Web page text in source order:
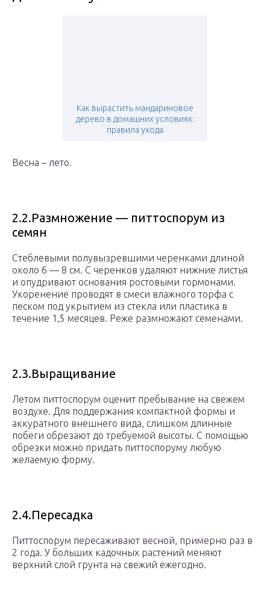
Как вырастить мандариновое
дерево в домашних условиях:
правила ухода
Весна – лето.
2.2.Размножение — питтоспорум из
семян
Стеблевыми полувызревшими черенками длиной
около 6 — 8 см. С черенков удаляют нижние листья
и опудривают основания ростовыми гормонами.
Укоренение проводят в смеси влажного торфа с
песком под укрытием из стекла или пластика в
течение 1,5 месяцев. Реже размножают семенами.
2.3.Выращивание
Летом питтоспорум оценит пребывание на свежем
воздухе. Для поддержания компактной формы и
аккуратного внешнего вида, слишком длинные
побеги обрезают до требуемой высоты. С помощью
обрезки можно придать питтоспоруму любую
желаемую форму.
2.4.Пересадка
Питтоспорум пересаживают весной, примерно раз в
2 года. У больших кадочных растений меняют
верхний слой грунта на свежий ежегодно.